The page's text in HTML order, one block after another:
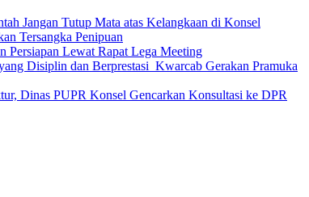
Jangan Tutup Mata atas Kelangkaan di Konsel
Tersangka Penipuan
Persiapan Lewat Rapat Lega Meeting
‎Kwarcab Gerakan Pramuka
Dinas PUPR Konsel Gencarkan Konsultasi ke DPR